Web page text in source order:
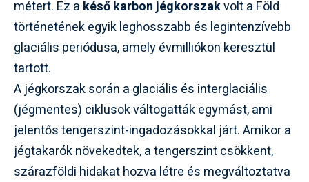
métert. Ez a késő karbon jégkorszakvolt a Föld
történetének egyik leghosszabb és legintenzívebb
glaciális periódusa, amely évmilliókon keresztül
tartott.
A jégkorszak során a glaciális és interglaciális
(jégmentes) ciklusok váltogatták egymást, ami
jelentős tengerszint-ingadozásokkal járt. Amikor a
jégtakarók növekedtek, a tengerszint csökkent,
szárazföldi hidakat hozva létre és megváltoztatva